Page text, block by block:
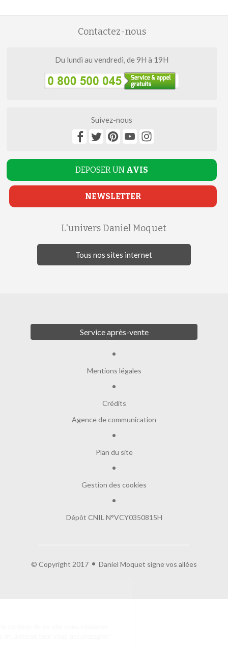
Contactez-nous
Du lundi au vendredi, de 9H à 19H
Suivez-nous
DEPOSER UN AVIS
NEWSLETTER
L'univers Daniel Moquet
Tous nos sites internet
Service après-vente
Mentions légales
Crédits
Agence de communication
Plan du site
Gestion des cookies
Dépôt CNIL N°VCY0350815H
© Copyright 2017 Daniel Moquet signe vos allées